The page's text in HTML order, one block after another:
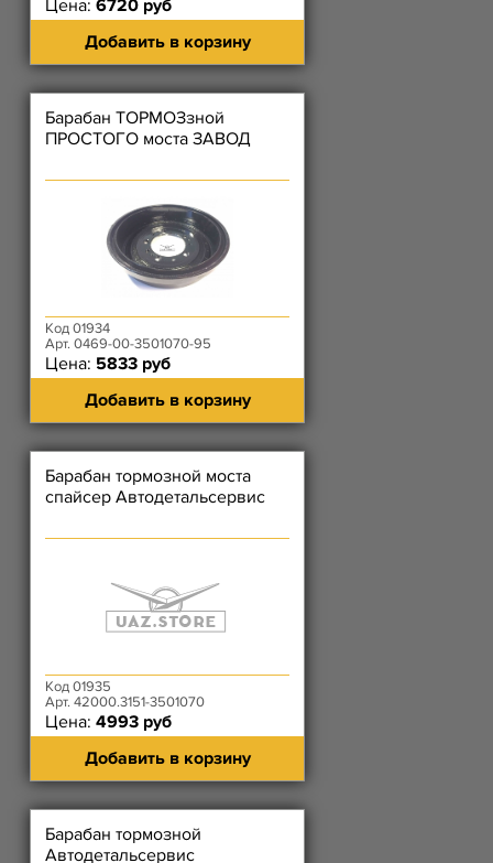
Цена: 6720 руб
Добавить в корзину
Барабан ТОРМОЗзной
ПРОСТОГО моста ЗАВОД
Код 01934
Арт. 0469-00-3501070-95
Цена: 5833 руб
Добавить в корзину
Барабан тормозной моста
спайсер Автодетальсервис
Код 01935
Арт. 42000.3151-3501070
Цена: 4993 руб
Добавить в корзину
Барабан тормозной
Автодетальсервис